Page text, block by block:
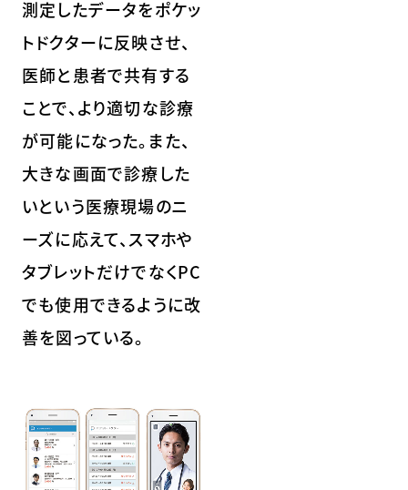
測定したデータをポケッ
トドクターに反映させ、
医師と患者で共有する
ことで、より適切な診療
が可能になった。また、
大きな画面で診療した
いという医療現場のニ
ーズに応えて、スマホや
タブレットだけでなくPC
でも使用できるように改
善を図っている。